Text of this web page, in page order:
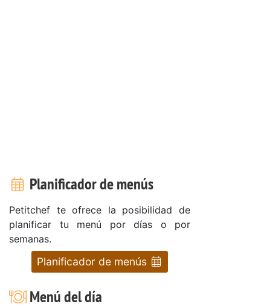
Planificador de menús
Petitchef te ofrece la posibilidad de
planificar tu menú por días o por
semanas.
Planificador de menús
Menú del día